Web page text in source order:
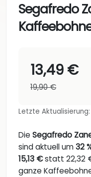
Segafredo
13,49 €
19,90 €
Letzte Aktualisierung:
Die Segafredo
sind aktuell um32
15,13 €statt 22,32
ganze